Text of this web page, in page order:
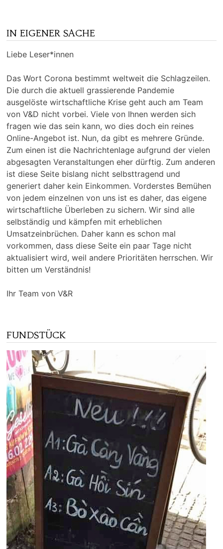
IN EIGENER SACHE
Liebe Leser*innen
Das Wort Corona bestimmt weltweit die Schlagzeilen.
Die durch die aktuell grassierende Pandemie
ausgelöste wirtschaftliche Krise geht auch am Team
von V&D nicht vorbei. Viele von Ihnen werden sich
fragen wie das sein kann, wo dies doch ein reines
Online-Angebot ist. Nun, da gibt es mehrere Gründe.
Zum einen ist die Nachrichtenlage aufgrund der vielen
abgesagten Veranstaltungen eher dürftig. Zum anderen
ist diese Seite bislang nicht selbsttragend und
generiert daher kein Einkommen. Vorderstes Bemühen
von jedem einzelnen von uns ist es daher, das eigene
wirtschaftliche Überleben zu sichern. Wir sind alle
selbständig und kämpfen mit erheblichen
Umsatzeinbrüchen. Daher kann es schon mal
vorkommen, dass diese Seite ein paar Tage nicht
aktualisiert wird, weil andere Prioritäten herrschen. Wir
bitten um Verständnis!
Ihr Team von V&R
FUNDSTÜCK